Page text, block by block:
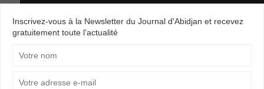
Inscrivez-vous à la Newsletter du Journal d'Abidjan et recevez
gratuitement toute l’actualité